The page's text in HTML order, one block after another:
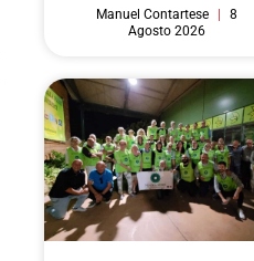
Manuel Contartese
8
Agosto 2026